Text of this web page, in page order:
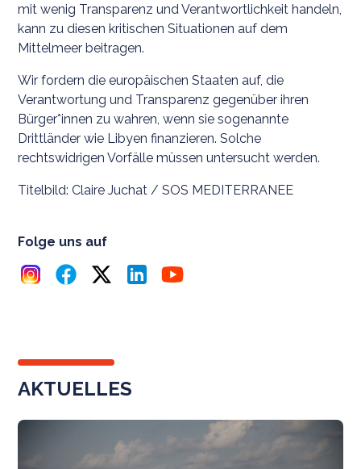
mit wenig Transparenz und Verantwortlichkeit handeln,
kann zu diesen kritischen Situationen auf dem
Mittelmeer beitragen.
Wir fordern die europäischen Staaten auf, die
Verantwortung und Transparenz gegenüber ihren
Bürger*innen zu wahren, wenn sie sogenannte
Drittländer wie Libyen finanzieren. Solche
rechtswidrigen Vorfälle müssen untersucht werden.
Titelbild: Claire Juchat / SOS MEDITERRANEE
Folge uns auf
AKTUELLES